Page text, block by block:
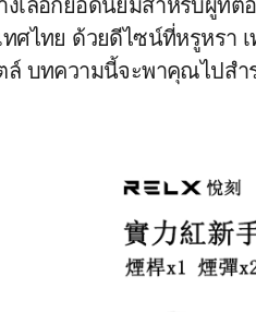
ทศไทย ด้วยดีไซน์ที่หรูหรา
ล์ บทความนี้จะพาคุณไปสำ